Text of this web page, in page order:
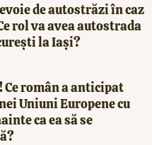
de autostrăzi în caz
rol va avea autostrada
la Iași?
Ce român a anticipat
Uniuni Europene cu
ca ea să se